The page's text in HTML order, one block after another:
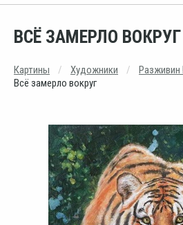
ВСЁ ЗАМЕРЛО ВОКРУГ
Картины Художники
Разживин
Всё замерло вокруг